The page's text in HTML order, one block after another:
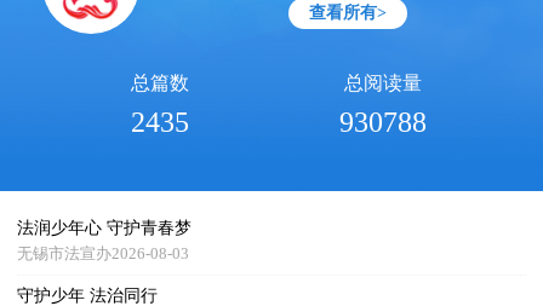
查看所有>
总篇数
2435
总阅读量
930788
法润少年心 守护青春梦
无锡市法宣办2026-08-03
守护少年 法治同行